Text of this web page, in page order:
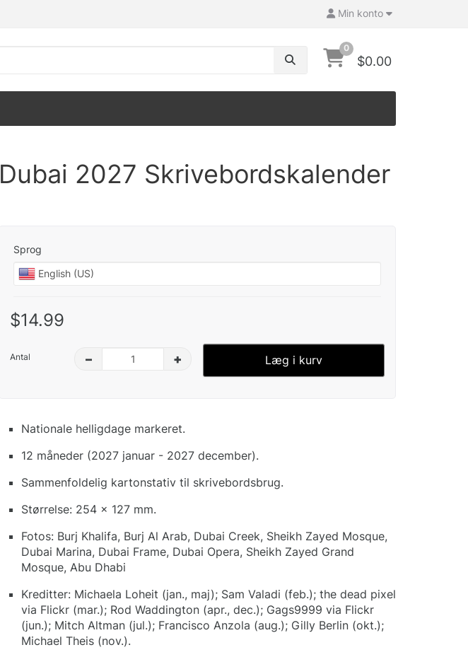
Min konto
0
$0.00
Dubai 2027 Skrivebordskalender
Sprog
$14.99
Antal – + Læg i kurv
Nationale helligdage markeret.
12 måneder (2027 januar - 2027 december).
Sammenfoldelig kartonstativ til skrivebordsbrug.
Størrelse: 254 x 127 mm.
Fotos: Burj Khalifa, Burj Al Arab, Dubai Creek, Sheikh Zayed Mosque,
Dubai Marina, Dubai Frame, Dubai Opera, Sheikh Zayed Grand
Mosque, Abu Dhabi
Kreditter: Michaela Loheit (jan., maj); Sam Valadi (feb.); the dead pixel
via Flickr (mar.); Rod Waddington (apr., dec.); Gags9999 via Flickr
(jun.); Mitch Altman (jul.); Francisco Anzola (aug.); Gilly Berlin (okt.);
Michael Theis (nov.).